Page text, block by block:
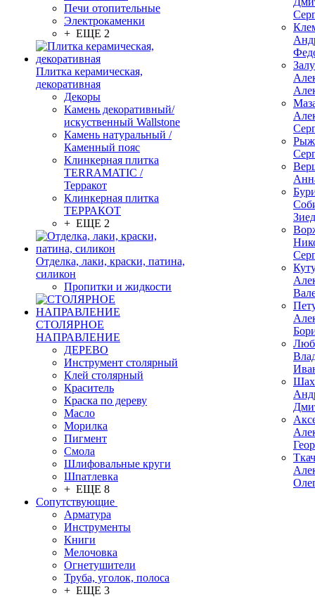
Печи отопительные
Электрокаменки
+ ЕЩЕ 2
Плитка керамическая,
декоративная
Декоры
Камень декоративный/
искуственный Wallstone
Камень натуральный /
Каменный пояс
Клинкерная плитка
TERRAMATIC /
Терракот
Клинкерная плитка
ТЕРРАКОТ
+ ЕЩЕ 2
Отделка, лаки, краски, патина,
силикон
Пропитки и жидкости
СТОЛЯРНОЕ
НАПРАВЛЕНИЕ
ДЕРЕВО
Инструмент столярный
Клей столярный
Краситель
Краска по дереву
Масло
Морилка
Пигмент
Смола
Шлифовальные круги
Шпатлевка
+ ЕЩЕ 8
Сопутствующие
Арматура
Инструменты
Книги
Мелочовка
Огнетушители
Труба, уголок, полоса
+ ЕЩЕ 3